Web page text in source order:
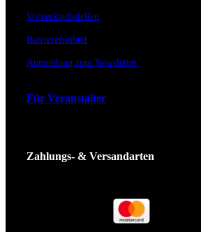
Vorverkaufsstellen
Barrierefreiheit
Anmeldung zum Newsletter
Für Veranstalter
Zahlungs- & Versandarten